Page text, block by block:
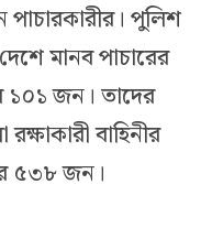
পুলিশ
মানব পাচারের
১০১ জন। তাদের
বাহিনীর
৫৩৮ জন।